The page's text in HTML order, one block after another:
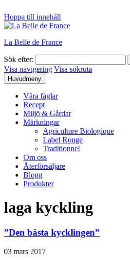
Hoppa till innehåll
La Belle de France
Sök efter:
Visa navigering Visa sökruta
Huvudmeny
Våra fåglar
Recept
Miljö & Gårdar
Märkningar
Agriculture Biologique
Label Rouge
Traditionnel
Om oss
Återförsäljare
Blogg
Produkter
laga kyckling
”Den bästa kycklingen”
03 mars 2017